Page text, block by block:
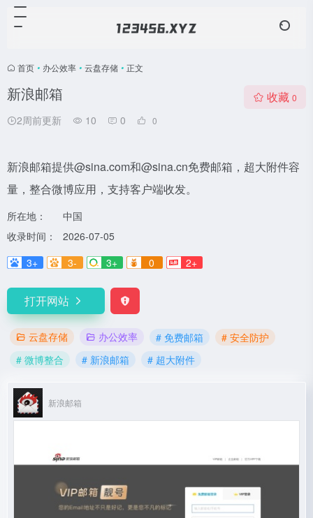
首页 • 办公效率 • 云盘存储 • 正文
新浪邮箱
2周前更新 10 0 0
收藏 0
新浪邮箱提供@sina.com和@sina.cn免费邮箱，超大附件容
量，整合微博应用，支持客户端收发。
所在地：
中国
收录时间：
2026-07-05
3+
3- 3+ 0 2+
打开网站
云盘存储 办公效率 # 免费邮箱
# 安全防护
# 微博整合
# 新浪邮箱 # 超大附件
新浪邮箱